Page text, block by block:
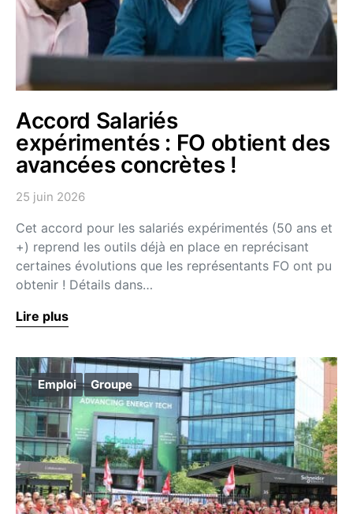
Accord Salariés
expérimentés : FO obtient des
avancées concrètes !
25 juin 2026
Cet accord pour les salariés expérimentés (50 ans et
+) reprend les outils déjà en place en reprécisant
certaines évolutions que les représentants FO ont pu
obtenir ! Détails dans…
Lire plus
Emploi Groupe